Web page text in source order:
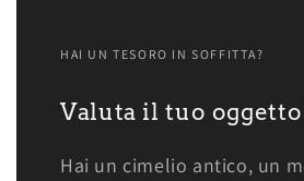
HAI UN TESORO IN SOFFITTA?
Valuta il tuo
Hai un cimelio antico, un